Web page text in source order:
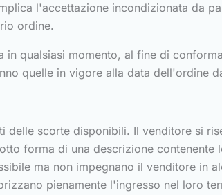
l'accettazione incondizionata da
ordine.
qualsiasi momento, al fine di
quelle in vigore alla data dell'ordine
scorte disponibili. Il venditore si
forma di una descrizione contenente
ma non impegnano il venditore in
pienamente l'ingresso nel loro